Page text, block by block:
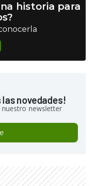
historia para
novedades!
newsletter